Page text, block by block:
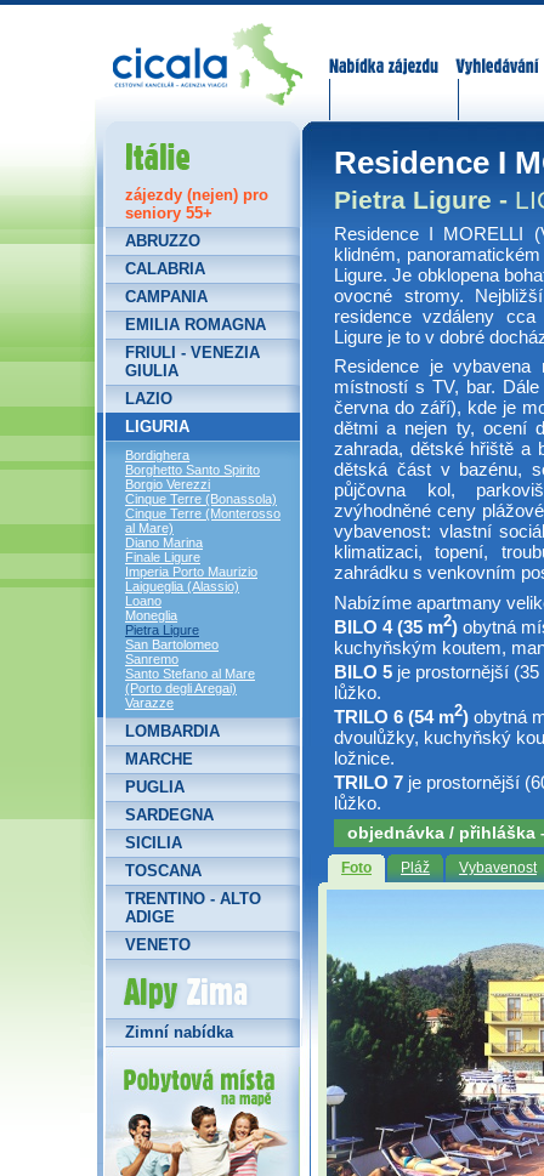
Residence I
Pietra Ligure -
Residence I MORELLI
klidném,
Ligure. Je obklopena
ovocné stromy.
residence vzdáleny
Ligure je to v dobré
Residence je vybavena
místností s TV, bar.
června do září), kde je
dětmi a nejen ty, ocení
zahrada, dětské hřiště a
dětská část v bazénu,
půjčovna kol,
zvýhodněné ceny
vybavenost: vlastní
klimatizaci, topení,
zahrádku s venkovním
Nabízíme apartmany
BILO 4 (35 m2) obytná
kuchyňským koutem,
BILO 5 je prostornější (35
lůžko.
TRILO 6 (54 m2) obytná
dvoulůžky, kuchyňský
ložnice.
TRILO 7 je prostornější
lůžko.
objednávka / přihláška
Foto Pláž Vybavenost
Itálie
zájezdy (nejen) pro
seniory 55+
ABRUZZO
CALABRIA
CAMPANIA
EMILIA ROMAGNA
FRIULI - VENEZIA
GIULIA
LAZIO
LIGURIA
Bordighera
Borghetto Santo Spirito
Borgio Verezzi
Cinque Terre (Bonassola)
Cinque Terre (Monterosso
al Mare)
Diano Marina
Finale Ligure
Imperia Porto Maurizio
Laigueglia (Alassio)
Loano
Moneglia
Pietra Ligure
San Bartolomeo
Sanremo
Santo Stefano al Mare
(Porto degli Aregai)
Varazze
LOMBARDIA
MARCHE
PUGLIA
SARDEGNA
SICILIA
TOSCANA
TRENTINO - ALTO
ADIGE
VENETO
Alpy Zima
Zimní nabídka